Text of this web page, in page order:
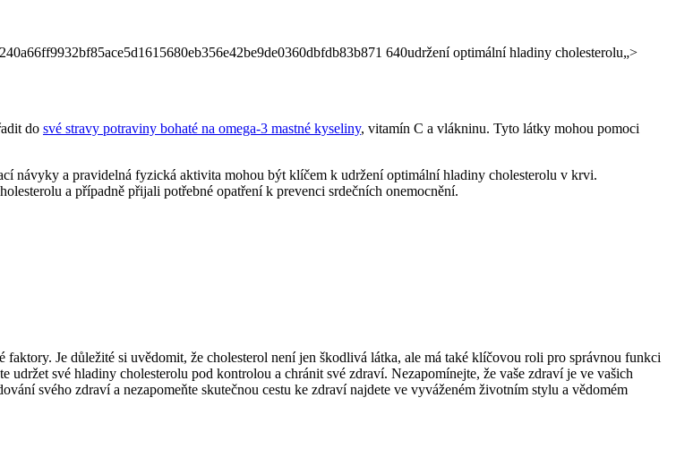
udržení optimální hladiny cholesterolu„>
do své stravy potraviny bohaté na omega-3 mastné kyseliny, vitamín C a vlákninu. Tyto látky mohou pomoci
návyky a pravidelná fyzická aktivita mohou být klíčem k udržení optimální hladiny cholesterolu v krvi.
a případně přijali potřebné opatření k prevenci srdečních onemocnění.
Je důležité si uvědomit, že cholesterol není jen škodlivá látka, ale má také klíčovou roli pro správnou funkci
své hladiny cholesterolu pod kontrolou a chránit své zdraví. Nezapomínejte, že vaše zdraví je ve vašich
svého zdraví a nezapomeňte skutečnou cestu ke zdraví najdete ve vyváženém životním stylu a vědomém